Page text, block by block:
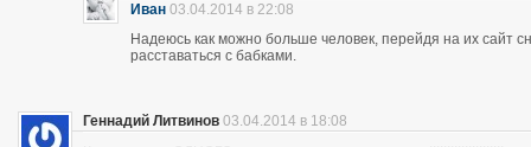
Иван 03.04.2014 в 22:08
Надеюсь как можно больше человек, перейдя на их сайт
расставаться с бабками.
Геннадий Литвинов 03.04.2014 в 18:08